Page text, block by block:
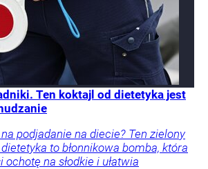
Ten koktajl od dietetyka jest
podjadanie na diecie? Ten zielony
to błonnikowa bomba, która
ochotę na słodkie i ułatwia